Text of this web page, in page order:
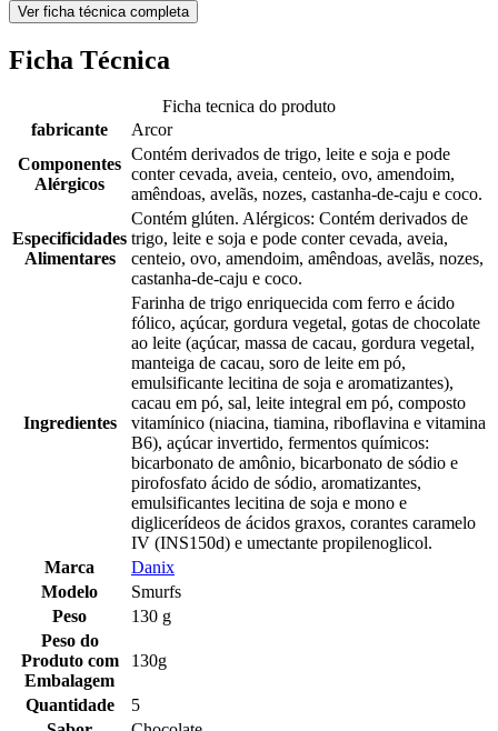
Ver ficha técnica completa
Ficha Técnica
Ficha tecnica do produto
fabricante
Arcor
Componentes
Alérgicos
Contém derivados de trigo, leite e soja e pode
conter cevada, aveia, centeio, ovo, amendoim,
amêndoas, avelãs, nozes, castanha-de-caju e coco.
Especificidades
Alimentares
Contém glúten. Alérgicos: Contém derivados de
trigo, leite e soja e pode conter cevada, aveia,
centeio, ovo, amendoim, amêndoas, avelãs, nozes,
castanha-de-caju e coco.
Ingredientes
Farinha de trigo enriquecida com ferro e ácido
fólico, açúcar, gordura vegetal, gotas de chocolate
ao leite (açúcar, massa de cacau, gordura vegetal,
manteiga de cacau, soro de leite em pó,
emulsificante lecitina de soja e aromatizantes),
cacau em pó, sal, leite integral em pó, composto
vitamínico (niacina, tiamina, riboflavina e vitamina
B6), açúcar invertido, fermentos químicos:
bicarbonato de amônio, bicarbonato de sódio e
pirofosfato ácido de sódio, aromatizantes,
emulsificantes lecitina de soja e mono e
diglicerídeos de ácidos graxos, corantes caramelo
IV (INS150d) e umectante propilenoglicol.
Marca
Danix
Modelo
Smurfs
Peso
130 g
Peso do
Produto com
Embalagem
130g
Quantidade
5